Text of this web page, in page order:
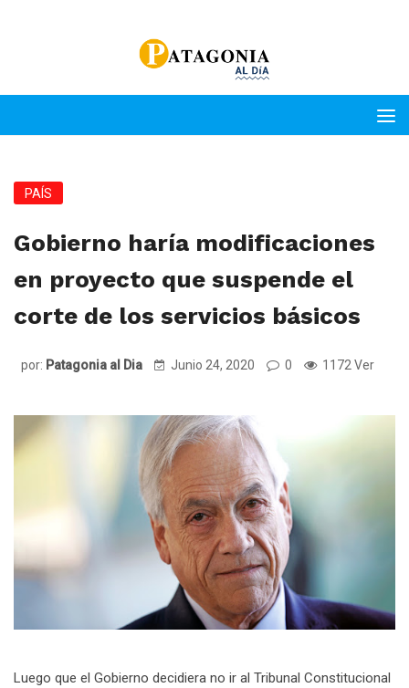
PAÍS
Gobierno haría modificaciones
en proyecto que suspende el
corte de los servicios básicos
por: Patagonia al Dia Junio 24, 2020 0 1172 Ver
Luego que el Gobierno decidiera no ir al Tribunal Constitucional